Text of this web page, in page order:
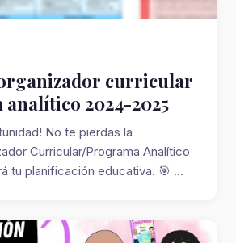
curricular
2024-2025
No te pierdas la
Curricular/Programa Analítico
tu planificación educativa. 🎯 ...